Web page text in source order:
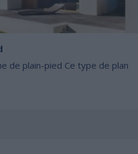
de plain-pied Ce type de plan